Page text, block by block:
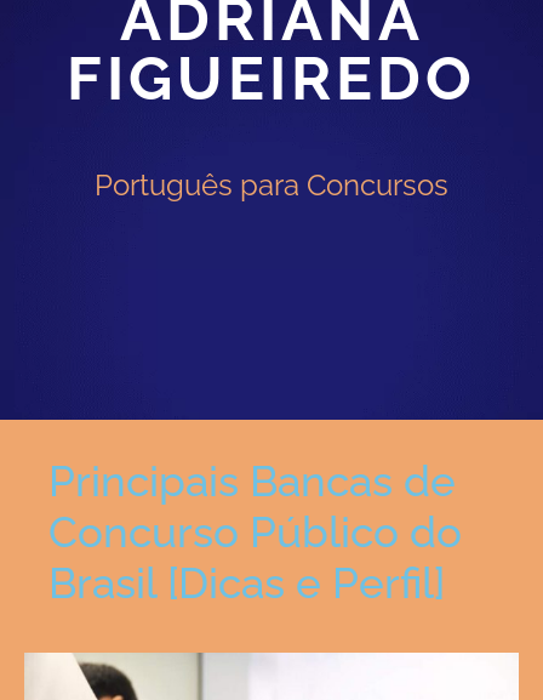
ADRIANA
FIGUEIREDO
Português para Concursos
Principais Bancas de
Concurso Público do
Brasil [Dicas e Perfil]